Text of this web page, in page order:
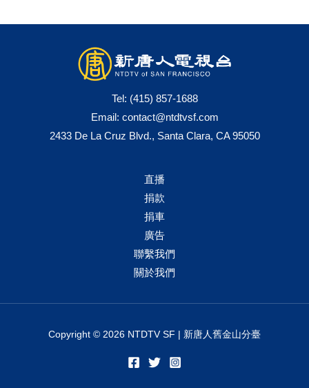
Tel: (415) 857-1688
Email: contact@ntdtvsf.com
2433 De La Cruz Blvd., Santa Clara, CA 95050
直播
捐款
捐車
廣告
聯繫我們
關於我們
Copyright © 2026 NTDTV SF | 新唐人舊金山分臺